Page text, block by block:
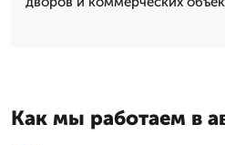
Как мы работаем в